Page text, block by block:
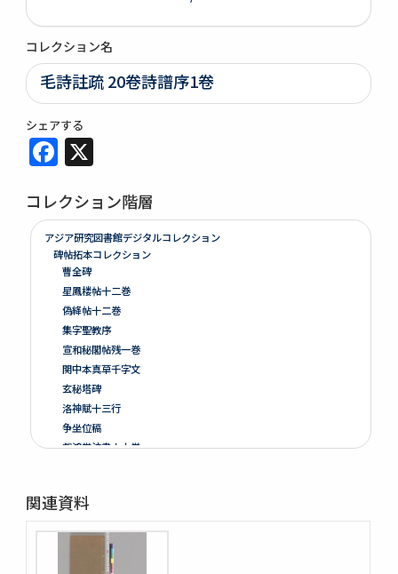
コレクション名
毛詩註疏 20卷詩譜序1卷
シェアする
Facebook
コレクション階層
アジア研究図書館デジタルコレクション
碑帖拓本コレクション
曹全碑
星鳳楼帖十二巻
偽絳帖十二巻
集字聖教序
宣和秘閣帖残一巻
関中本真草千字文
玄秘塔碑
洛神賦十三行
争坐位稿
戯鴻堂法書十六巻
偽絳帖残一巻
拪先塋記
顔氏家廟碑
関連資料